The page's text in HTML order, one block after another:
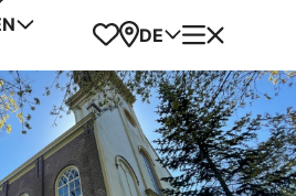
Favoriten
Karte
DE Menü